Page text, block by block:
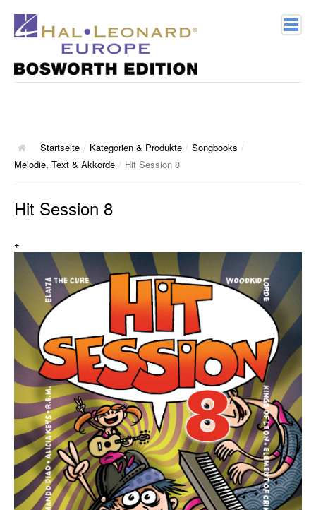
Geschichte
Kontakt
Kategorien & Produkte
10 Charthits
ACT Music
Die Toten Hosen
Rosenstolz
Die kleinen Songbooks
Die großen Songbooks
Sounds Good On-Serie
Hit Session-Reihe
Startseite / Kategorien & Produkte / Songbooks /
Melodie, Text & Akkorde / Hit Session 8
Hit Session 8
+